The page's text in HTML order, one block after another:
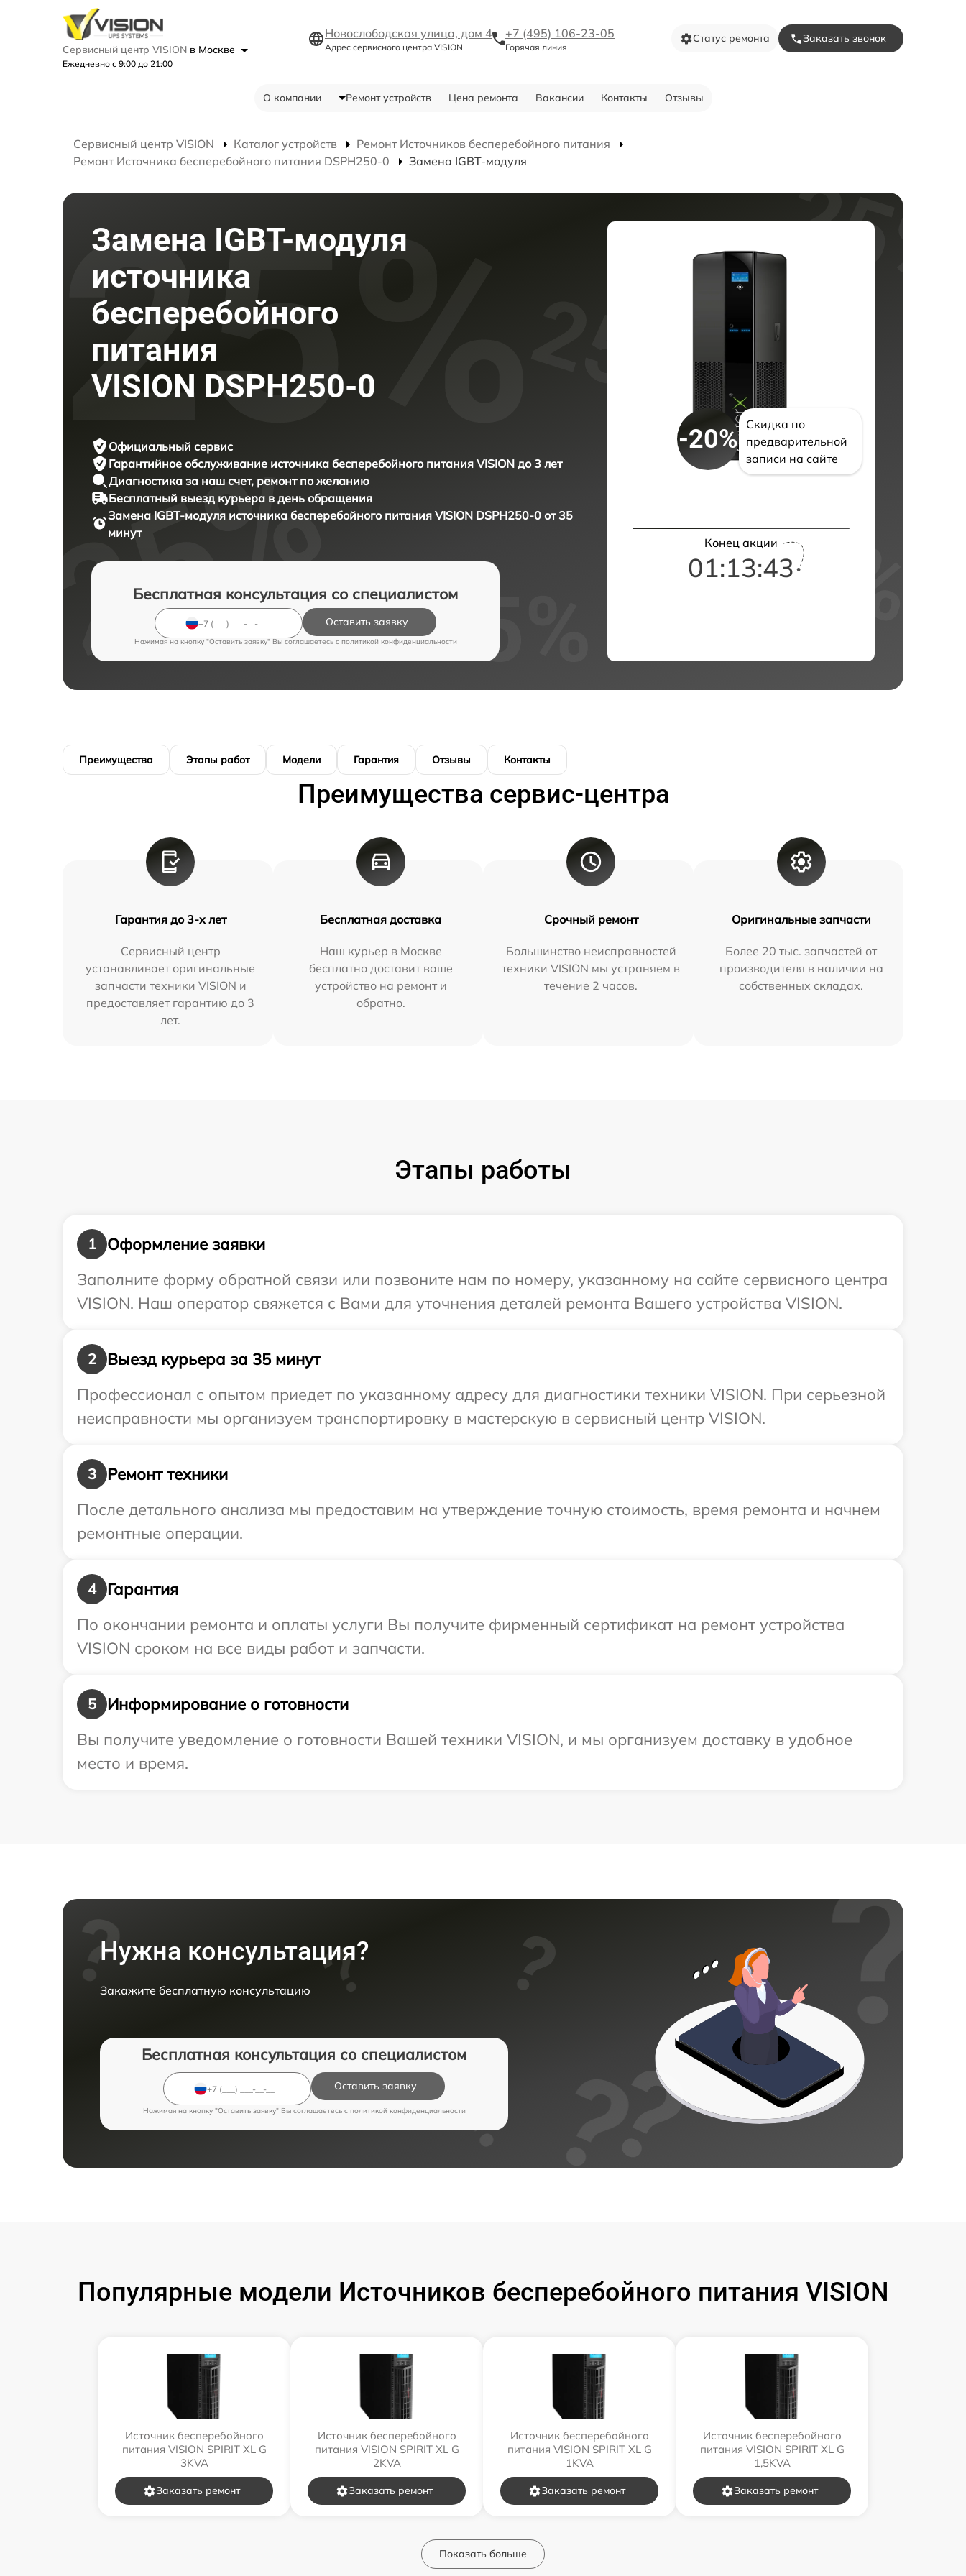
Сервисный центр VISION в Москве
Ежедневно с 9:00 до 21:00
Новослободская улица, дом 4
Адрес сервисного центра VISION
+7 (495) 106-23-05
Горячая линия
Статус ремонта Заказать звонок
О компании Ремонт устройств Цена ремонта Вакансии Контакты Отзывы
Сервисный центр VISION Каталог устройств
Ремонт Источников бесперебойного питания
Ремонт Источника бесперебойного питания DSPH250-0
Замена IGBT-модуля
Замена IGBT-модуля
источника
бесперебойного
питания
VISION DSPH250-0
Официальный сервис
Гарантийное обслуживание источника бесперебойного питания VISION до 3 лет
Диагностика за наш счет, ремонт по желанию
Бесплатный выезд курьера в день обращения
Замена IGBT-модуля источника бесперебойного питания VISION DSPH250-0 от 35
минут
Бесплатная консультация со специалистом
Оставить заявку
Нажимая на кнопку "Оставить заявку" Вы соглашаетесь c политикой конфиденциальности
-20%
Скидка по
предварительной
записи на сайте
Конец акции
01:13:42
Преимущества Этапы работ Модели Гарантия Отзывы Контакты
Преимущества сервис-центра
Гарантия до 3-х лет
Сервисный центр
устанавливает оригинальные
запчасти техники VISION и
предоставляет гарантию до 3
лет.
Бесплатная доставка
Наш курьер в Москве
бесплатно доставит ваше
устройство на ремонт и
обратно.
Срочный ремонт
Большинство неисправностей
техники VISION мы устраняем в
течение 2 часов.
Оригинальные запчасти
Более 20 тыс. запчастей от
производителя в наличии на
собственных складах.
Этапы работы
1
Оформление заявки
Заполните форму обратной связи или позвоните нам по номеру, указанному на сайте сервисного центра
VISION. Наш оператор свяжется с Вами для уточнения деталей ремонта Вашего устройства VISION.
2
Выезд курьера за 35 минут
Профессионал с опытом приедет по указанному адресу для диагностики техники VISION. При серьезной
неисправности мы организуем транспортировку в мастерскую в сервисный центр VISION.
3
Ремонт техники
После детального анализа мы предоставим на утверждение точную стоимость, время ремонта и начнем
ремонтные операции.
4
Гарантия
По окончании ремонта и оплаты услуги Вы получите фирменный сертификат на ремонт устройства
VISION сроком на все виды работ и запчасти.
5
Информирование о готовности
Вы получите уведомление о готовности Вашей техники VISION, и мы организуем доставку в удобное
место и время.
Нужна консультация?
Закажите бесплатную консультацию
Бесплатная консультация со специалистом
Оставить заявку
Нажимая на кнопку "Оставить заявку" Вы соглашаетесь c политикой конфиденциальности
Популярные модели Источников бесперебойного питания VISION
Источник бесперебойного
питания VISION SPIRIT XL G
3KVA
Заказать ремонт
Источник бесперебойного
питания VISION SPIRIT XL G
2KVA
Заказать ремонт
Источник бесперебойного
питания VISION SPIRIT XL G
1KVA
Заказать ремонт
Источник бесперебойного
питания VISION SPIRIT XL G
1,5KVA
Заказать ремонт
Показать больше